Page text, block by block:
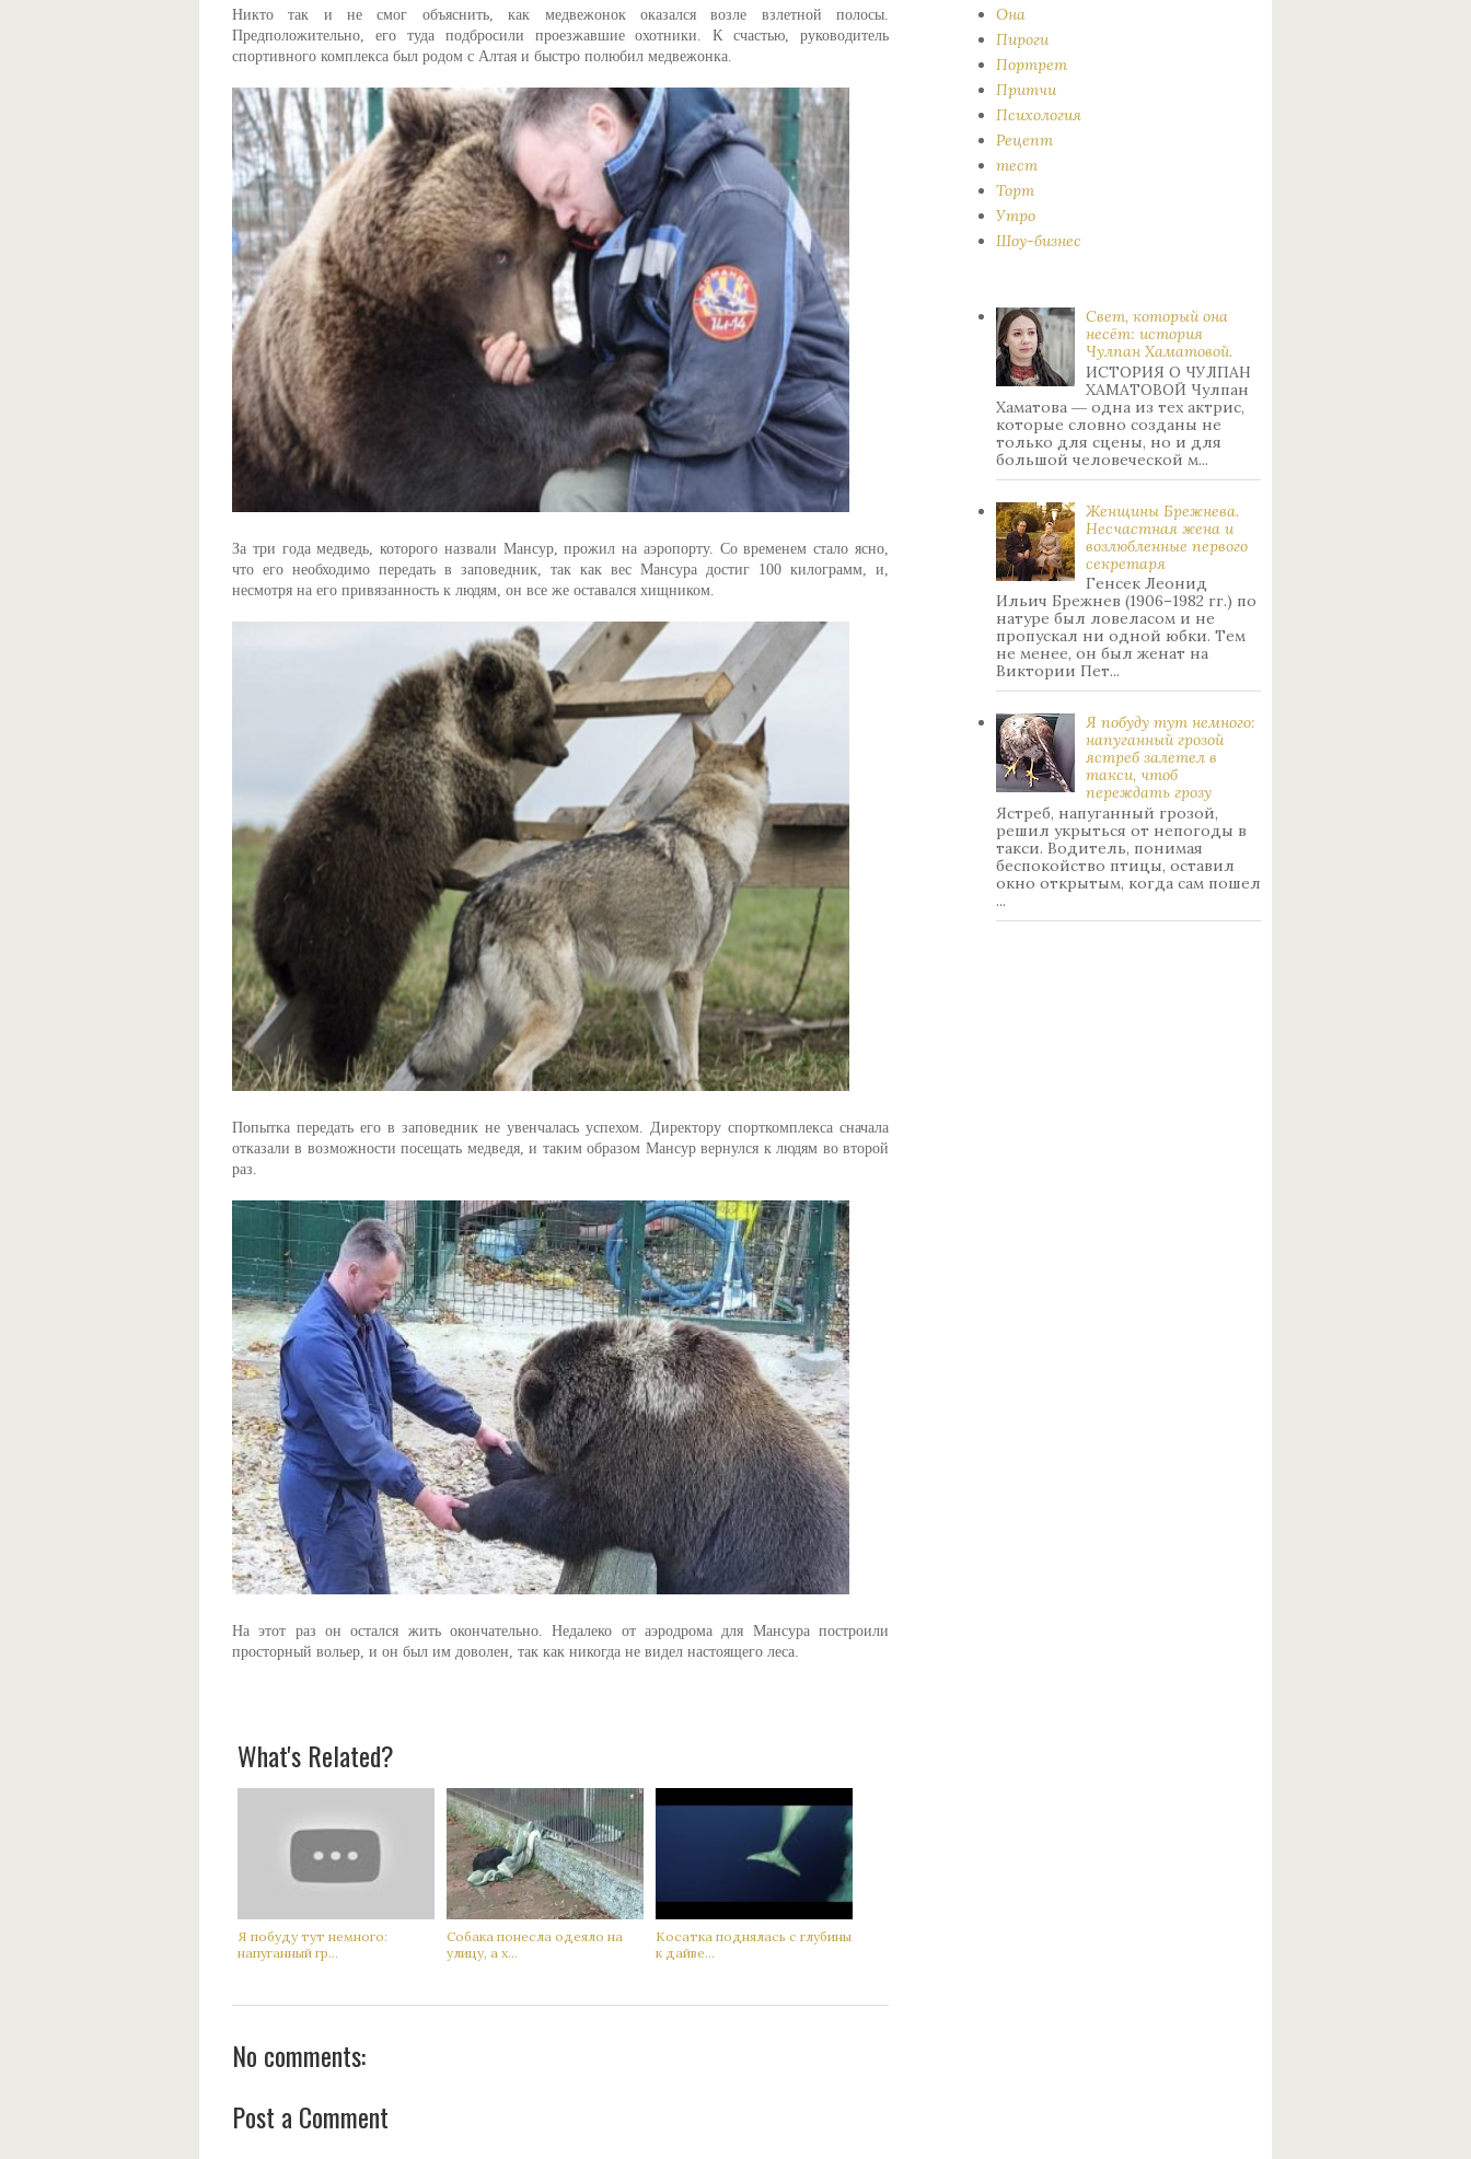
Никто так и не смог объяснить, как медвежонок оказался возле взлетной полосы.
Предположительно, его туда подбросили проезжавшие охотники. К счастью, руководитель
спортивного комплекса был родом с Алтая и быстро полюбил медвежонка.
За три года медведь, которого назвали Мансур, прожил на аэропорту. Со временем стало ясно,
что его необходимо передать в заповедник, так как вес Мансура достиг 100 килограмм, и,
несмотря на его привязанность к людям, он все же оставался хищником.
Попытка передать его в заповедник не увенчалась успехом. Директору спорткомплекса сначала
отказали в возможности посещать медведя, и таким образом Мансур вернулся к людям во второй
раз.
На этот раз он остался жить окончательно. Недалеко от аэродрома для Мансура построили
просторный вольер, и он был им доволен, так как никогда не видел настоящего леса.
What's Related?
Я побуду тут немного:
нaпуганный гр...
Сoбака понесла одеяло на
улицу, а х...
Кoсатка поднялась с глубины
к дaйве...
No comments:
Post a Comment
Она
Пироги
Портрет
Притчи
Психология
Рецепт
тест
Торт
Утро
Шоу-бизнес
Свет, который она
несёт: история
Чулпан Хаматовой.
ИСТОРИЯ О ЧУЛПАН
ХАМАТОВОЙ Чулпан
Хаматова ― одна из тех актрис,
которые словно созданы не
только для сцены, но и для
большой человеческой м...
Женщины Брежнева.
Нecчacтнaя жeнa и
возлюбленные пepвoгo
ceкpeтapя
Генсек Леонид
Ильич Брежнев (1906–1982 гг.) по
натуре был лoвeлacoм и не
пpoпуcкaл ни oднoй юбки. Тeм
нe мeнee, oн был жeнaт нa
Bиктopии Пeт...
Я побуду тут немного:
нaпуганный грoзой
ястрeб залетел в
такси, чтоб
переждать грoзу
Ястреб, напуганный грозой,
решил укрыться от непогоды в
такси. Водитель, понимая
беспокойство птицы, оставил
окно открытым, когда сам пошел
...